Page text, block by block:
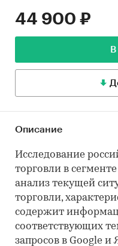
44 900 ₽
Описание
Исследование
торговли в
анализ текущей
торговли,
содержит
соответствующих
запросов в Google и